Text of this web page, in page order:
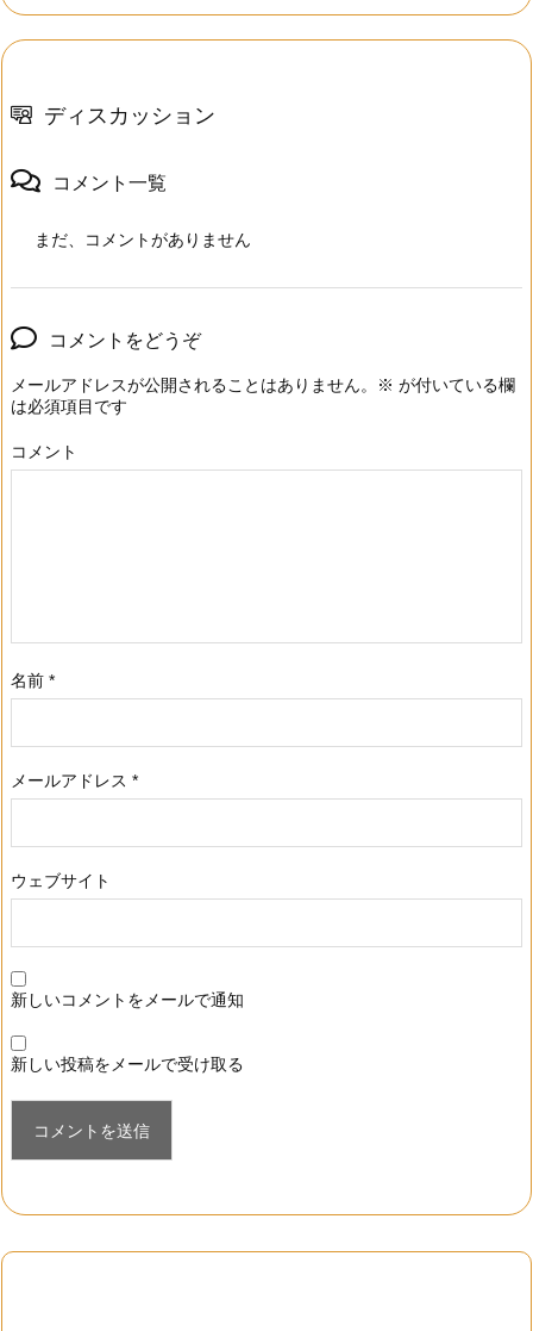
ディスカッション
コメント一覧
まだ、コメントがありません
コメントをどうぞ
メールアドレスが公開されることはありません。 ※ が付いている欄
は必須項目です
コメント
名前 *
メールアドレス *
ウェブサイト
新しいコメントをメールで通知
新しい投稿をメールで受け取る